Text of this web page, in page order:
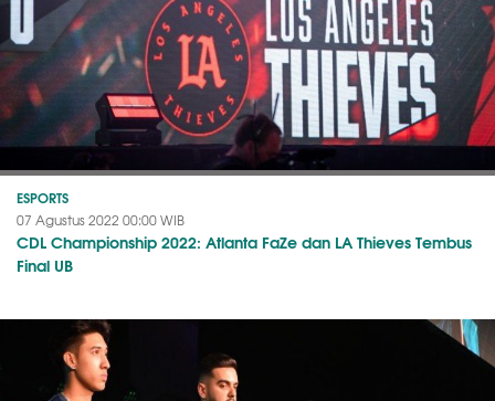
ESPORTS
07 Agustus 2022 00:00 WIB
CDL Championship 2022: Atlanta FaZe dan LA Thieves Tembus
Final UB